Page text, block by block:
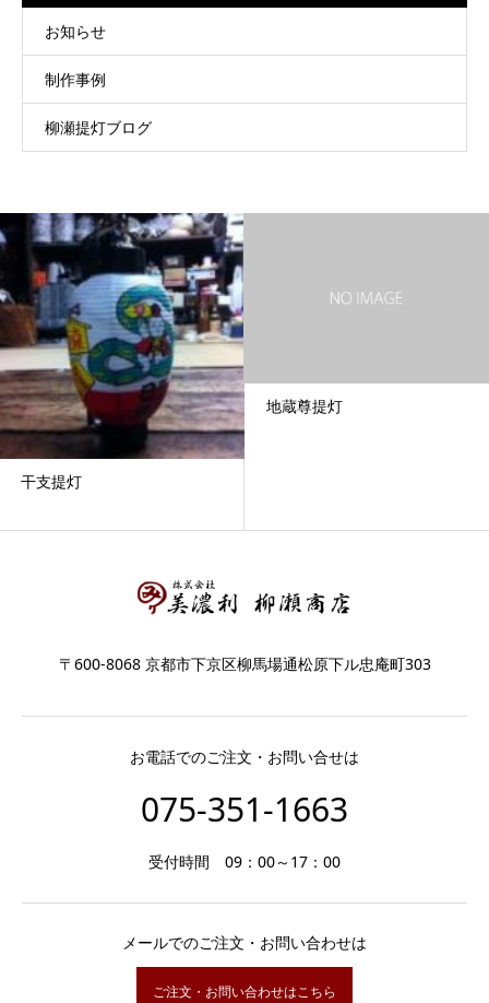
お知らせ
制作事例
柳瀬提灯ブログ
干支提灯
地蔵尊提灯
〒600-8068 京都市下京区柳馬場通松原下ル忠庵町303
お電話でのご注文・お問い合せは
075-351-1663
受付時間 09：00～17：00
メールでのご注文・お問い合わせは
ご注文・お問い合わせはこちら